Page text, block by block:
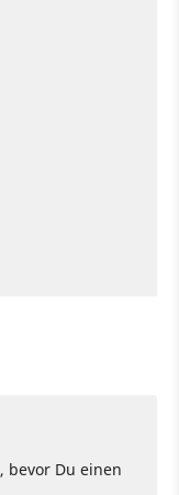
, bevor Du einen